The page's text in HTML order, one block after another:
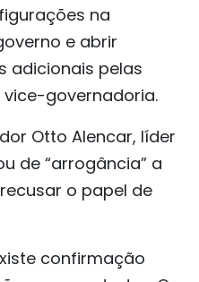
na
e abrir
adicionais pelas
governadoria.
Otto Alencar, líder
de “arrogância” a
o papel de
confirmação